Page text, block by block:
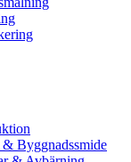
Byggnadssmide